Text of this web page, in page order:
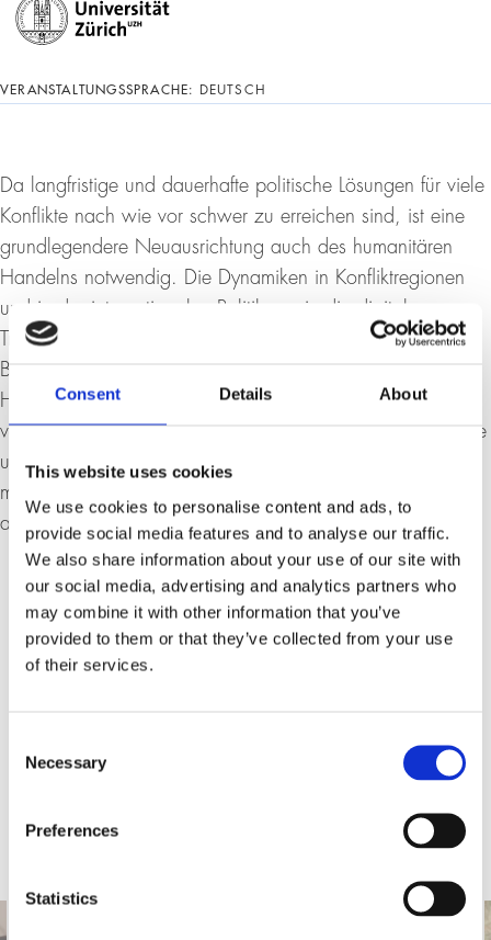
Consent Details About
This website uses cookies
We use cookies to personalise content and ads, to
provide social media features and to analyse our traffic.
We also share information about your use of our site with
our social media, advertising and analytics partners who
may combine it with other information that you’ve
provided to them or that they’ve collected from your use
of their services.
Selection
Necessary
Preferences
Statistics
VERANSTALTUNGSSPRACHE: DEUTSCH
Da langfristige und dauerhafte politische Lösungen für viele
Konflikte nach wie vor schwer zu erreichen sind, ist eine
grundlegendere Neuausrichtung auch des humanitären
Handelns notwendig. Die Dynamiken in Konfliktregionen
und in der internationalen Politik sowie die digitale
Transformation unserer Gesellschaften verändern die
Bedingungen, unter welchen Bevölkerungen Schutz und
Hilfe erhalten. Der Präsident des Internationalen Komitees
vom Roten Kreuz, Peter Maurer, wird die Schlüsselbereiche
umreissen, in denen wir die Kompassnadel bewegen
müssen, um auf humanitäre Bedürfnisse angemessen zu
antworten.